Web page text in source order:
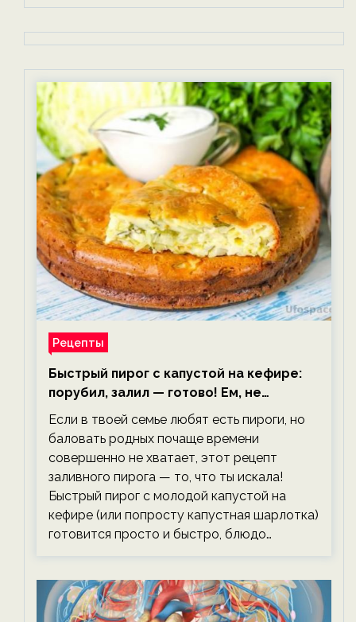
Рецепты
Быстрый пирог с капустой на кефире:
порубил, залил — готово! Ем, не
тревожась о фигуре!
Если в твоей семье любят есть пироги, но
баловать родных почаще времени
совершенно не хватает, этот рецепт
заливного пирога — то, что ты искала!
Быстрый пирог с молодой капустой на
кефире (или попросту капустная шарлотка)
готовится просто и быстро, блюдо…